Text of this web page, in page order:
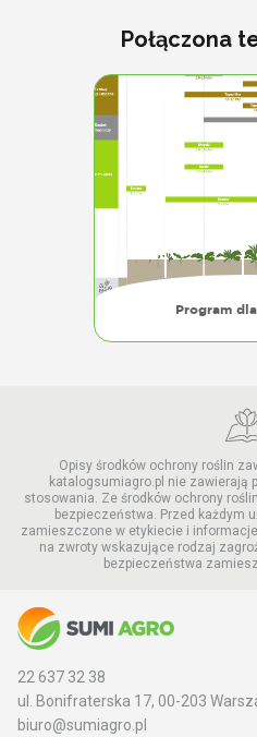
Połączona
Program
Opisy środków ochrony roślin
katalogsumiagro.pl nie zawierają
stosowania. Ze środków ochrony
bezpieczeństwa. Przed każdym
zamieszczone w etykiecie i
na zwroty wskazujące rodzaj
bezpieczeństwa
22 637 32 38
ul. Bonifraterska 17, 00-203
biuro@sumiagro.pl